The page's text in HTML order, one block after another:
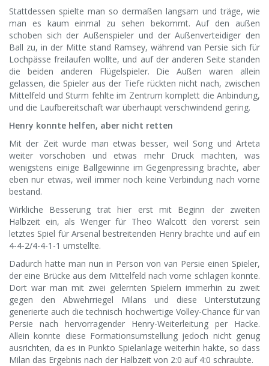
Stattdessen spielte man so dermaßen langsam und träge, wie
man es kaum einmal zu sehen bekommt. Auf den außen
schoben sich der Außenspieler und der Außenverteidiger den
Ball zu, in der Mitte stand Ramsey, während van Persie sich für
Lochpässe freilaufen wollte, und auf der anderen Seite standen
die beiden anderen Flügelspieler. Die Außen waren allein
gelassen, die Spieler aus der Tiefe rückten nicht nach, zwischen
Mittelfeld und Sturm fehlte im Zentrum komplett die Anbindung,
und die Laufbereitschaft war überhaupt verschwindend gering.
Henry konnte helfen, aber nicht retten
Mit der Zeit wurde man etwas besser, weil Song und Arteta
weiter vorschoben und etwas mehr Druck machten, was
wenigstens einige Ballgewinne im Gegenpressing brachte, aber
eben nur etwas, weil immer noch keine Verbindung nach vorne
bestand.
Wirkliche Besserung trat hier erst mit Beginn der zweiten
Halbzeit ein, als Wenger für Theo Walcott den vorerst sein
letztes Spiel für Arsenal bestreitenden Henry brachte und auf ein
4-4-2/4-4-1-1 umstellte.
Dadurch hatte man nun in Person von van Persie einen Spieler,
der eine Brücke aus dem Mittelfeld nach vorne schlagen konnte.
Dort war man mit zwei gelernten Spielern immerhin zu zweit
gegen den Abwehrriegel Milans und diese Unterstützung
generierte auch die technisch hochwertige Volley-Chance für van
Persie nach hervorragender Henry-Weiterleitung per Hacke.
Allein konnte diese Formationsumstellung jedoch nicht genug
ausrichten, da es in Punkto Spielanlage weiterhin hakte, so dass
Milan das Ergebnis nach der Halbzeit von 2:0 auf 4:0 schraubte.